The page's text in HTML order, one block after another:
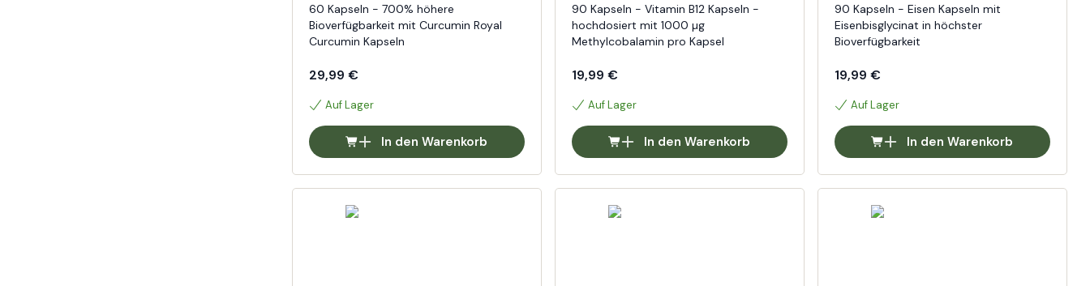
60 Kapseln - 700% höhere
Bioverfügbarkeit mit Curcumin Royal
Curcumin Kapseln
29,99 €
Auf Lager
In den Warenkorb
90 Kapseln - Vitamin B12 Kapseln -
hochdosiert mit 1000 µg
Methylcobalamin pro Kapsel
19,99 €
Auf Lager
In den Warenkorb
90 Kapseln - Eisen Kapseln mit
Eisenbisglycinat in höchster
Bioverfügbarkeit
19,99 €
Auf Lager
In den Warenkorb